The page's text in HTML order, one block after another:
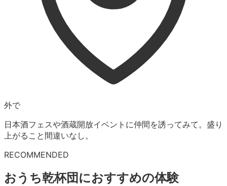
外で
日本酒フェスや酒蔵開放イベントに仲間を誘ってみて。盛り
上がること間違いなし。
RECOMMENDED
おうち乾杯団 におすすめの体験